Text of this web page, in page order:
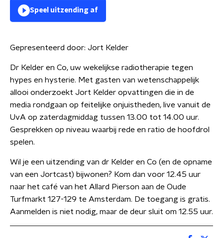
Speel uitzending af
Gepresenteerd door: Jort Kelder
Dr Kelder en Co, uw wekelijkse radiotherapie tegen
hypes en hysterie. Met gasten van wetenschappelijk
allooi onderzoekt Jort Kelder opvattingen die in de
media rondgaan op feitelijke onjuistheden, live vanuit de
UvA op zaterdagmiddag tussen 13.00 tot 14.00 uur.
Gesprekken op niveau waarbij rede en ratio de hoofdrol
spelen.
Wil je een uitzending van dr Kelder en Co (en de opname
van een Jortcast) bijwonen? Kom dan voor 12.45 uur
naar het café van het Allard Pierson aan de Oude
Turfmarkt 127-129 te Amsterdam. De toegang is gratis.
Aanmelden is niet nodig, maar de deur sluit om 12.55 uur.